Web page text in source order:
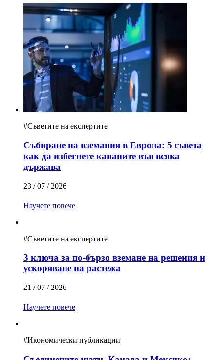
#Съветите на експертите
Събиране на вземания в Европа: 5 съвета
как да избегнете капаните във всяка
държава
23 / 07 / 2026
Научете повече
#Съветите на експертите
3 ключа за по-бързо вземане на решения и
ускоряване на растежа
21 / 07 / 2026
Научете повече
#Икономически публикации